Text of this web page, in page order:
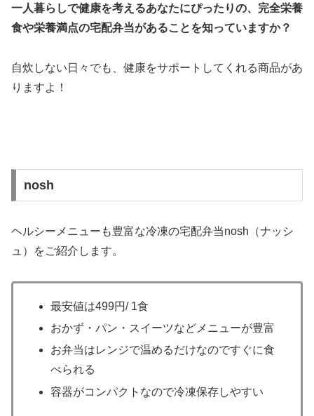
一人暮らしで健康を考えるあなたにぴったりの、完全栄養
食や栄養満点の宅配弁当があることを知っていますか？
自炊しない日々でも、健康をサポートしてくれる商品があ
りますよ！
nosh
ヘルシーメニューも豊富な冷凍の宅配弁当nosh（ナッシ
ュ）をご紹介します。
最安値は499円/ 1食
おかず・パン・スイーツなどメニューが豊富
お弁当はレンジで温めるだけなのですぐに食
べられる
容器がコンパクトなので冷凍保存しやすい